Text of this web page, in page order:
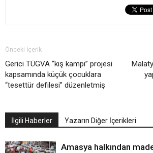
Önceki İçerik
Gerici TÜGVA “kış kampı” projesi
kapsamında küçük çocuklara
“tesettür defilesi” düzenletmiş
İlgili Haberler Yazarın Diğer İçerikleri
Amasya halkından